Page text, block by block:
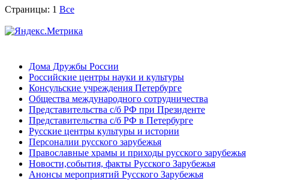
Страницы: 1 Все
Дома Дружбы России
Российские центры науки и культуры
Консульские учреждения Петербурге
Общества международного сотрудничества
Представительства с/б РФ при Президенте
Представительства с/б РФ в Петербурге
Русские центры культуры и истории
Персоналии русского зарубежья
Православные храмы и приходы русского зарубежья
Новости,события, факты Русского Зарубежья
Анонсы мероприятий Русского Зарубежья